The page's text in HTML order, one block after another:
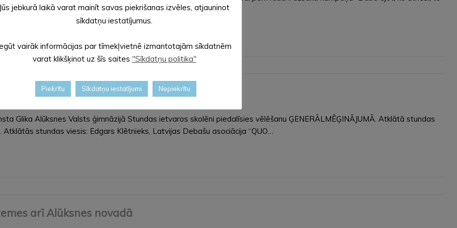
objektos tiek noņemtas atkritumu…
Ernsta Glika Alūksnes Valsts ģimnāzijā
Glika Alūksnes Valsts ģimnāzijā Stundas ietvaros skolēni piedalīsies vēlēšanu ĢENERĀLMĒĢINĀJUMĀ. Atklātā stundas
stundas viesis: Edgars Klētnieks, Latvijas Debašu asociācija “QUO…
arī Alūksnes novadā
Jūs jebkurā laikā varat mainīt savas piekrišanas izvēles, atjauninot
sīkdatņu iestatījumus.
vairāk informācijas par tīmekļvietnē izmantotajām sīkdatnēm
varat klikšķinot uz šīs saites "Sīkdatņu politika"
Piekrītu Sīkdatņu iestatījumi Nepiekrītu